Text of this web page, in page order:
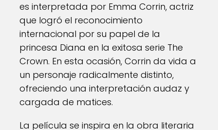
es interpretada por Emma Corrin, actriz
que logró el reconocimiento
internacional por su papel de la
princesa Diana en la exitosa serie The
Crown. En esta ocasión, Corrin da vida a
un personaje radicalmente distinto,
ofreciendo una interpretación audaz y
cargada de matices.
La película se inspira en la obra literaria